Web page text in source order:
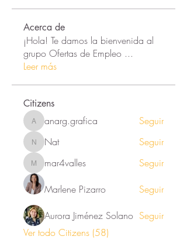
Acerca de
¡Hola! Te damos la bienvenida al
grupo Ofertas de Empleo ...
Leer más
Citizens
anarg.grafica
anarg.grafica Seguir
NatNat Seguir
mar4valles
mar4valles Seguir
Marlene Pizarro Seguir
Aurora Jiménez Solano Seguir
Ver todo Citizens (58)